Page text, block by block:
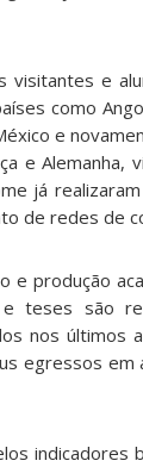
e
como
e
e Alemanha,
já
de redes de
e produção
teses são
nos últimos
egressos em
indicadores